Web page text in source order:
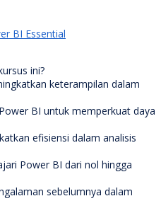
BI Essential
ini?
keterampilan dalam
BI untuk memperkuat daya
efisiensi dalam analisis
Power BI dari nol hingga
sebelumnya dalam